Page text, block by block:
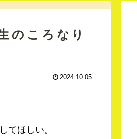
ころなり
2024.10.05
てほしい。